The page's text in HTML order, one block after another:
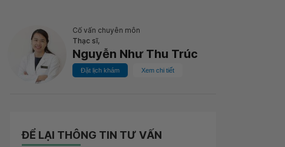
Cố vấn chuyên môn
Thạc sĩ,
Nguyễn Như Thu Trúc
Đặt lịch khám Xem chi tiết
ĐỂ LẠI THÔNG TIN TƯ VẤN